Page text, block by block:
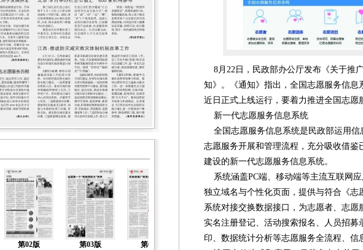
第02版
第03版
第04版
第05版
第06版
第07版
8月22日，民政部办公厅发布《关于推
知》。《通知》指出，全国志愿服务信息
近日正式上线运行，要着力推进全国志愿
新一代志愿服务信息系统
全国志愿服务信息系统是民政部运用信
志愿服务开展和管理流程，充分吸收借
建设的新一代志愿服务信息系统。
系统涵盖PC端、移动端等主流互联网
独立域名与个性化页面，提供与符合《
系统对接交换数据接口，为志愿者、志
实名注册登记、活动搜索报名、人员招
印、数据统计分析等志愿服务全流程、信